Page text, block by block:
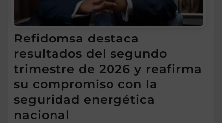
Refidomsa destaca
resultados del segundo
trimestre de 2026 y reafirma
su compromiso con la
seguridad energética
nacional